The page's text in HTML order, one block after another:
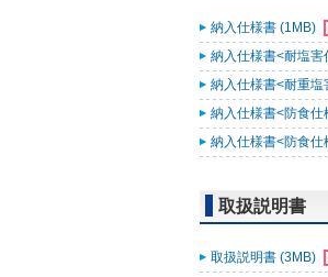
納入仕様書 (1MB)
納入仕様書<耐塩害
納入仕様書<耐重塩
納入仕様書<防食仕
納入仕様書<防食仕
取扱説明書
取扱説明書 (3MB)